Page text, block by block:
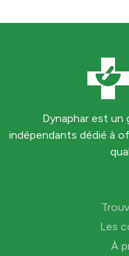
Dynaphar est un
indépendants dédié à
Les
À